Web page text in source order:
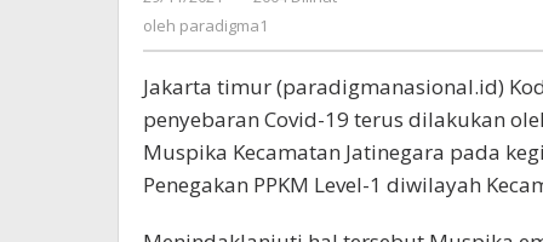
paradigma1
oleh paradigma1
Jakarta timur (paradigmanasional.id)
penyebaran Covid-19 terus dilakukan
Muspika Kecamatan Jatinegara pada
Penegakan PPKM Level-1 diwilayah